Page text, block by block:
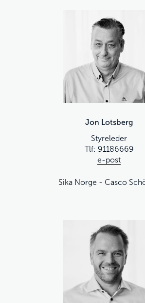
Jon Lotsberg
Styreleder
Tlf: 91186669
e-post
Sika Norge - Casco